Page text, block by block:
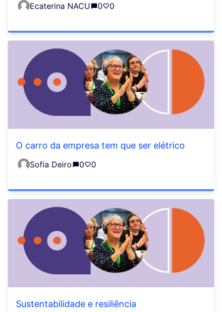
Ecaterina NACU 0 0
O carro da empresa tem que ser elétrico
Sofia Deiro 0 0
Sustentabilidade e resiliência